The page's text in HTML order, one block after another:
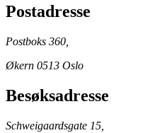
Postadresse
Postboks 360,
Økern 0513 Oslo
Besøksadresse
Schweigaardsgate 15,